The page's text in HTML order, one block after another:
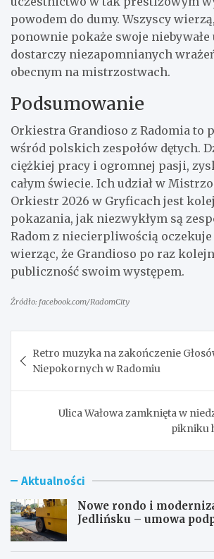
powodem do dumy. Wszyscy
ponownie pokaże swoje
dostarczy niezapomnianych
obecnym na mistrzostwach.
Podsumowanie
Orkiestra Grandioso z Radomia to
wśród polskich zespołów dętych.
ciężkiej pracy i ogromnej pasji,
całym świecie. Ich udział w
Orkiestr 2026 w Gryficach jest
pokazania, jak niezwykłym są
Radom z niecierpliwością
wierząc, że Grandioso po raz
publiczność swoim występem.
Źródło: facebook.com/RadomCity
wpisu
Retro muzyka na zakończenie
Niepokornych w Radomiu
Ulica Wałowa zamknięta w
pikniku
Aktualności
Nowe rondo i
Jedlińsku – umowa